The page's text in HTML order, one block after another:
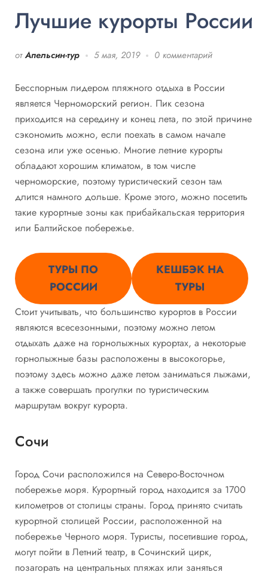
Лучшие курорты России
от Апельсин-тур 5 мая, 2019 0 комментарий
Бесспорным лидером пляжного отдыха в России
является Черноморский регион. Пик сезона
приходится на середину и конец лета, по этой причине
сэкономить можно, если поехать в самом начале
сезона или уже осенью. Многие летние курорты
обладают хорошим климатом, в том числе
черноморские, поэтому туристический сезон там
длится намного дольше. Кроме этого, можно посетить
такие курортные зоны как прибайкальская территория
или Балтийское побережье.
ТУРЫ ПО
РОССИИ
КЕШБЭК НА
ТУРЫ
Стоит учитывать, что большинство курортов в России
являются всесезонными, поэтому можно летом
отдыхать даже на горнолыжных курортах, а некоторые
горнолыжные базы расположены в высокогорье,
поэтому здесь можно даже летом заниматься лыжами,
а также совершать прогулки по туристическим
маршрутам вокруг курорта.
Сочи
Город Сочи расположился на Северо-Восточном
побережье моря. Курортный город находится за 1700
километров от столицы страны. Город принято считать
курортной столицей России, расположенной на
побережье Черного моря. Туристы, посетившие город,
могут пойти в Летний театр, в Сочинский цирк,
позагорать на центральных пляжах или заняться